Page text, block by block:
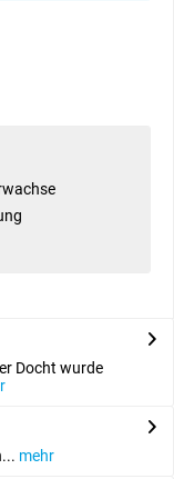
Docht wurde
mehr